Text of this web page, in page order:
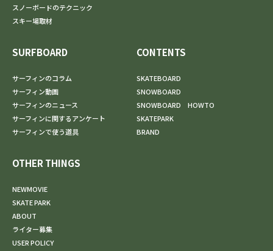
スノーボードのテクニック
スキー場取材
SURFBOARD
サーフィンのコラム
サーフィン動画
サーフィンのニュース
サーフィンに関するアンケート
サーフィンで使う道具
CONTENTS
SKATEBOARD
SNOWBOARD
SNOWBOARD HOWTO
SKATEPARK
BRAND
OTHER THINGS
NEWMOVIE
SKATE PARK
ABOUT
ライター募集
USER POLICY